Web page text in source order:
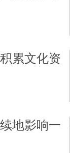
累文化资
地影响一